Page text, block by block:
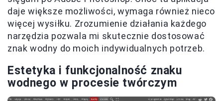
daje większe możliwości, wymaga również nieco
więcej wysiłku. Zrozumienie działania każdego
narzędzia pozwala mi skutecznie dostosować
znak wodny do moich indywidualnych potrzeb.
Estetyka i funkcjonalność znaku
wodnego w procesie twórczym